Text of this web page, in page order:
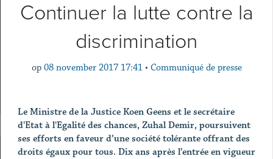
​Continuer la lutte contre la
discrimination
op 08 november 2017 17:41 • Communiqué de presse
Le Ministre de la Justice Koen Geens et le secrétaire
d'Etat à l'Egalité des chances, Zuhal Demir, poursuivent
ses efforts en faveur d’une société tolérante offrant des
droits égaux pour tous. Dix ans après l’entrée en vigueur